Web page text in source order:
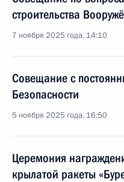
строительства
7 ноября 2025 года, 14:10
Совещание с
Безопасности
5 ноября 2025 года, 16:50
Церемония
крылатой ракеты